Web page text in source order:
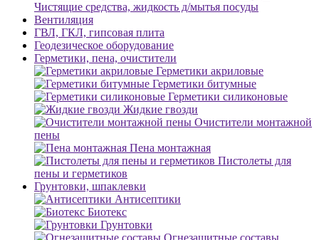
Чистящие средства, жидкость д/мытья посуды
Вентиляция
ГВЛ, ГКЛ, гипсовая плита
Геодезическое оборудование
Герметики, пена, очистители
Герметики акриловые
Герметики битумные
Герметики силиконовые
Жидкие гвозди
Очистители монтажной
пены
Пена монтажная
Пистолеты для
пены и герметиков
Грунтовки, шпаклевки
Антисептики
Биотекс
Грунтовки
Огнезащитные составы